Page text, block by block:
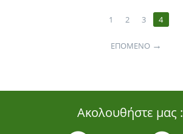
1 2 3 4
ΕΠΌΜΕΝΟ →
Ακολουθήστε μας :